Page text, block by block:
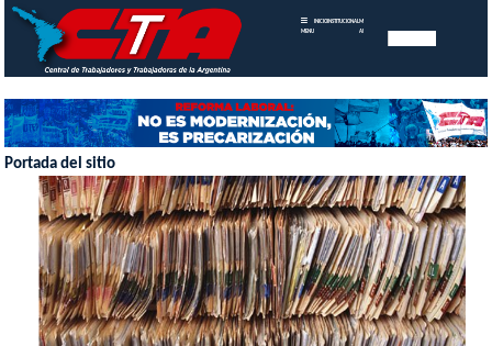
MENU
INICIOINSTITUCIONAL MEMORIAS
ANUALES
Portada del sitio